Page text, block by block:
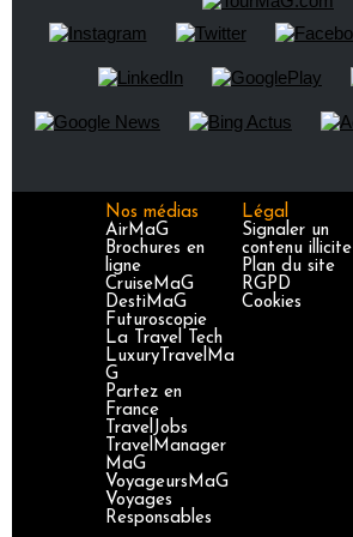
Nos médias
AirMaG
Brochures en
ligne
CruiseMaG
DestiMaG
Futuroscopie
La Travel Tech
LuxuryTravelMa
G
Partez en
France
TravelJobs
TravelManager
MaG
VoyageursMaG
Voyages
Responsables
Légal
Signaler un
contenu illicite
Plan du site
RGPD
Cookies